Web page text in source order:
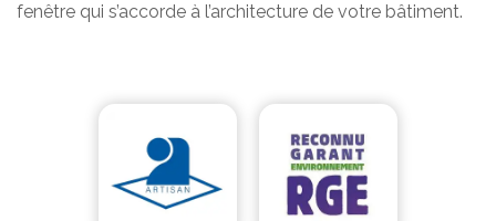
fenêtre qui s’accorde à l’architecture de votre bâtiment.